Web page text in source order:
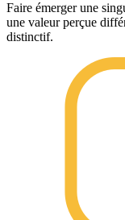
Faire émerger une
une valeur perçue
distinctif.